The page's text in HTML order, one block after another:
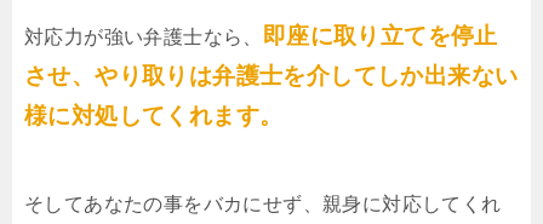
対応力が強い弁護士なら、 即座に取り立てを停止
させ、やり取りは弁護士を介してしか出来ない
様に対処してくれます。
そしてあなたの事をバカにせず、親身に対応してくれ